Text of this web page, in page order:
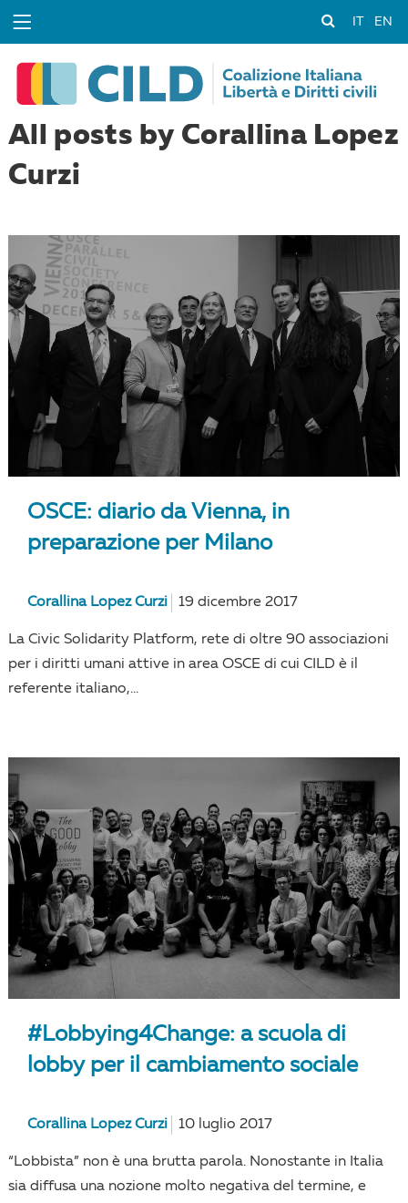
EN
All posts by Corallina Lopez
Curzi
OSCE: diario da Vienna, in
preparazione per Milano
Corallina Lopez Curzi 19 dicembre 2017
La Civic Solidarity Platform, rete di oltre 90 associazioni
per i diritti umani attive in area OSCE di cui CILD è il
referente italiano,...
#Lobbying4Change: a scuola di
lobby per il cambiamento sociale
Corallina Lopez Curzi 10 luglio 2017
“Lobbista” non è una brutta parola. Nonostante in Italia
sia diffusa una nozione molto negativa del termine, e